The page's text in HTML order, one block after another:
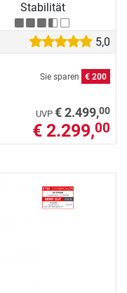
Stabilität
5,0
Sie sparen € 200
UVP € 2.499,00
€ 2.299,00